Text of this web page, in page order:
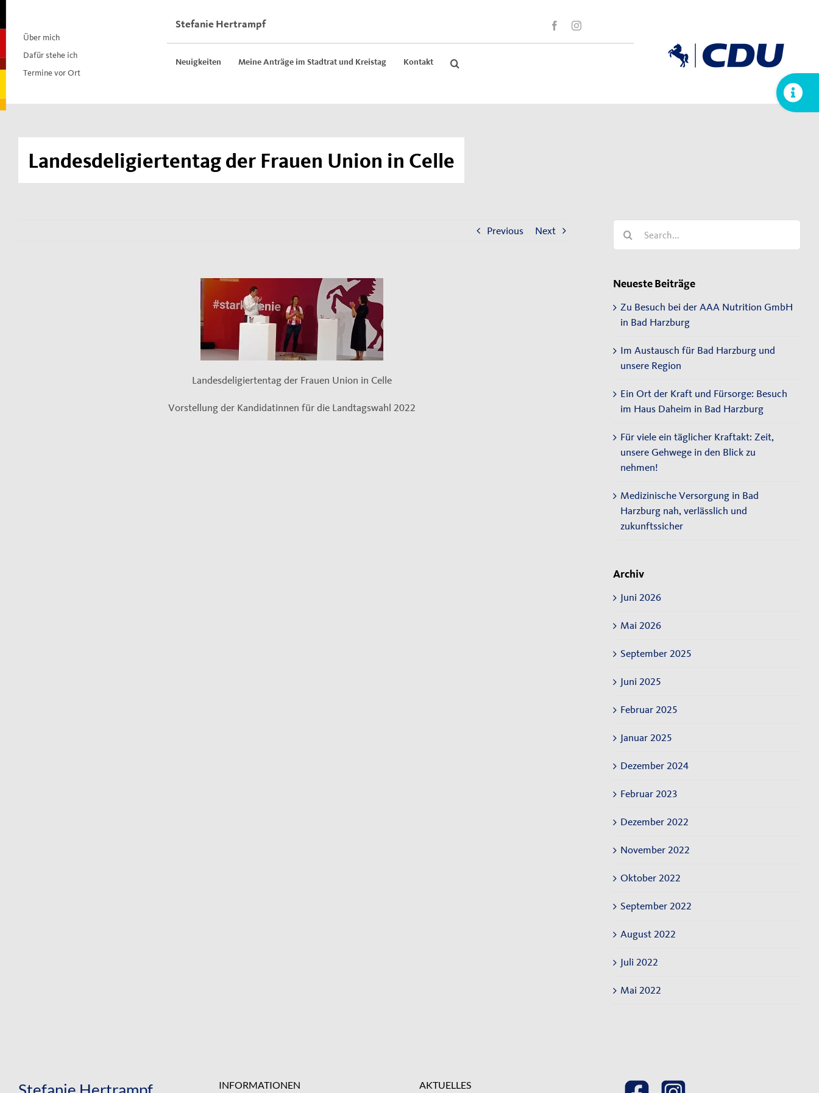
contentÜber mich
Dafür stehe ich
Termine vor Ort
Stefanie Hertrampf
Neuigkeiten Meine Anträge im Stadtrat und Kreistag Kontakt
Landesdeligiertentag der Frauen Union in Celle
Previous Next
Landesdeligiertentag der Frauen Union in Celle
Vorstellung der Kandidatinnen für die Landtagswahl 2022
for:
Neueste Beiträge
Zu Besuch bei der AAA Nutrition GmbH
in Bad Harzburg
Im Austausch für Bad Harzburg und
unsere Region
Ein Ort der Kraft und Fürsorge: Besuch
im Haus Daheim in Bad Harzburg
Für viele ein täglicher Kraftakt: Zeit,
unsere Gehwege in den Blick zu
nehmen!
Medizinische Versorgung in Bad
Harzburg nah, verlässlich und
zukunftssicher
Archiv
Juni 2026
Mai 2026
September 2025
Juni 2025
Februar 2025
Januar 2025
Dezember 2024
Februar 2023
Dezember 2022
November 2022
Oktober 2022
September 2022
August 2022
Juli 2022
Mai 2022
INFORMATIONEN AKTUELLES
Toggle
Sliding
Bar